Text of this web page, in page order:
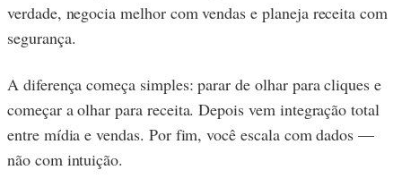
verdade, negocia melhor com vendas e planeja receita com
segurança.
A diferença começa simples: parar de olhar para cliques e
começar a olhar para receita. Depois vem integração total
entre mídia e vendas. Por fim, você escala com dados —
não com intuição.